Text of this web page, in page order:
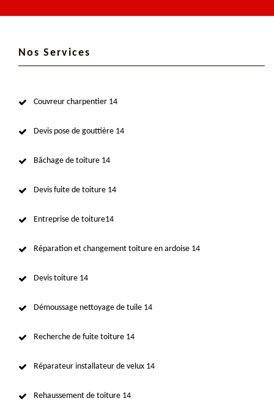
Nos Services
Couvreur charpentier 14
Devis pose de gouttière 14
Bâchage de toiture 14
Devis fuite de toiture 14
Entreprise de toiture14
Réparation et changement toiture en ardoise 14
Devis toiture 14
Démoussage nettoyage de tuile 14
Recherche de fuite toiture 14
Réparateur installateur de velux 14
Rehaussement de toiture 14